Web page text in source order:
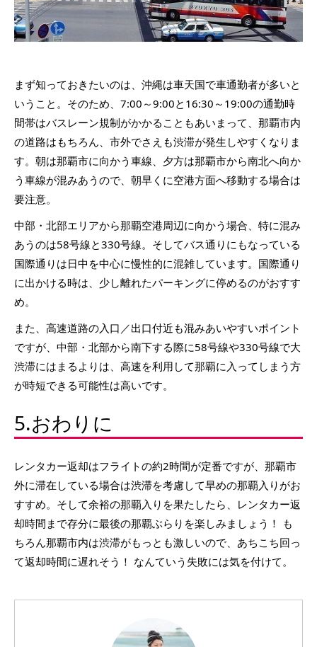
まず知っておきたいのは、沖縄は車天国で車通勤者が多いと
いうこと。そのため、7:00～9:00と16:30～19:00の通勤時
間帯はバスレーン規制がかかることもあいまって、那覇市内
の道路はもちろん、市外でさえも渋滞が発生しやすくなりま
す。朝は那覇市に向かう車線、夕方は那覇市から南北へ向か
う車線が混みあうので、朝早くに空港方面へ移動する場合は
要注意。
中部・北部エリアから那覇空港周辺に向かう場合、特に混み
あうのは58号線と330号線。そしてバス通りにもなっている
国際通りは日中を中心に慢性的に混雑しています。国際通り
に出かける時は、少し離れたパーキングに停めるのがおすす
め。
また、高速道路の入口／出口付近も混みあいやすいポイント
ですが、中部・北部から南下する際に58号線や330号線で大
渋滞にはまるよりは、高速を利用して那覇に入ってしまう方
が時短できる可能性は高いです。
5.おわりに
レンタカー返却はフライトの約2時間が定番ですが、那覇市
外に滞在している場合は渋滞を考慮して早めの那覇入りがお
すすめ。そして余裕の那覇入りを果たしたら、レンタカー返
却時間まで存分に最後の那覇ぶらりを楽しみましょう！ も
ちろん那覇市内は渋滞がもっとも激しいので、あちこち回っ
て返却時間に遅れそう！ なんていう失敗には気を付けて。